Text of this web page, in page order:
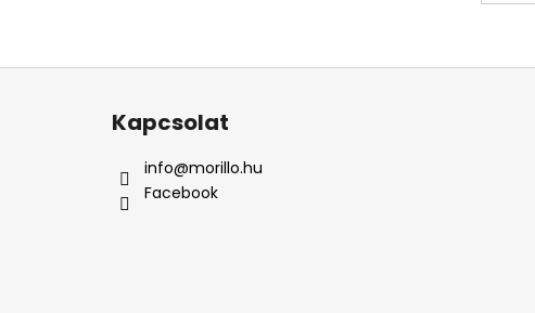
L
Kapcsolat
info@morillo.hu
Facebook